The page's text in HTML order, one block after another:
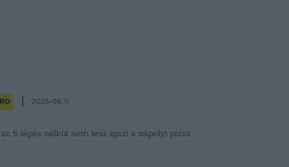
2025-06-11
5 lépés nélkül nem lesz igazi a nápolyi pizza